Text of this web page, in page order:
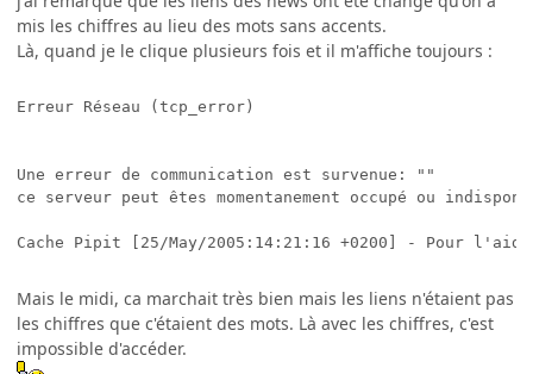
mis les chiffres au lieu des mots sans accents.
Là, quand je le clique plusieurs fois et il m'affiche toujours :
Erreur Réseau (tcp_error)
Une erreur de communication est survenue: ""
ce serveur peut êtes momentanement occupé ou
Mais le midi, ca marchait très bien mais les liens n'étaient pas
les chiffres que c'étaient des mots. Là avec les chiffres, c'est
impossible d'accéder.